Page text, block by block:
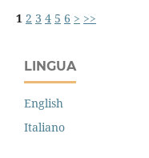
1 2 3 4 5 6 > >>
LINGUA
English
Italiano